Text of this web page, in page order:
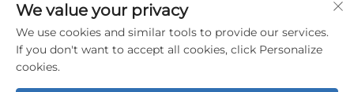
We value your privacy
We use cookies and similar tools to provide our services.
If you don't want to accept all cookies, click Personalize
cookies.